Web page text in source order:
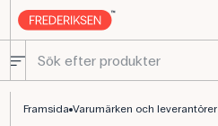
Framsida Varumärken och leverantörer